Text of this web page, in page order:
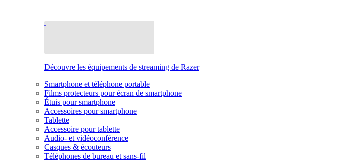
Découvre les équipements de streaming de Razer
Smartphone et téléphone portable
Films protecteurs pour écran de smartphone
Étuis pour smartphone
Accessoires pour smartphone
Tablette
Accessoire pour tablette
Audio- et vidéoconférence
Casques & écouteurs
Téléphones de bureau et sans-fil